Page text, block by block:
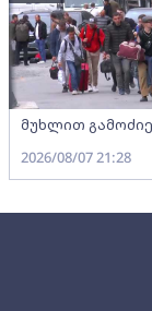
მუხლით
2026/08/07 21:28